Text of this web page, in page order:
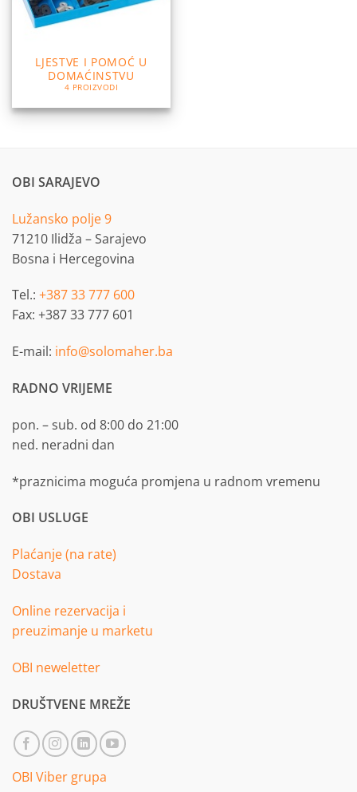
LJESTVE I POMOĆ U
DOMAĆINSTVU
4 PROIZVODI
OBI SARAJEVO
Lužansko polje 9
71210 Ilidža – Sarajevo
Bosna i Hercegovina
Tel.: +387 33 777 600
Fax: +387 33 777 601
E-mail: info@solomaher.ba
RADNO VRIJEME
pon. – sub. od 8:00 do 21:00
ned. neradni dan
*praznicima moguća promjena u radnom vremenu
OBI USLUGE
Plaćanje (na rate)
Dostava
Online rezervacija i
preuzimanje u marketu
OBI neweletter
DRUŠTVENE MREŽE
OBI Viber grupa